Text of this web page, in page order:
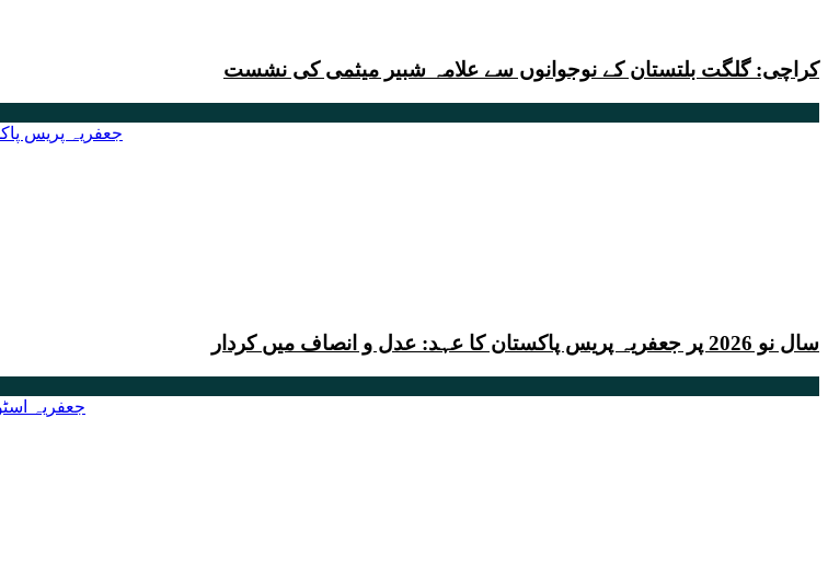
کراچی: گلگت بلتستان کے نوجوانوں سے علامہ شبیر میثمی کی نشست
سال نو 2026 پر جعفریہ پریس پاکستان کا عہد: عدل و انصاف میں کردار